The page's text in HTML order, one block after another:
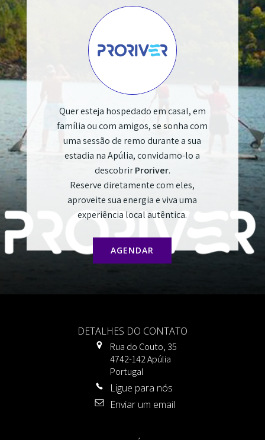
Quer esteja hospedado em casal, em
família ou com amigos, se sonha com
uma sessão de remo durante a sua
estadia na Apúlia, convidamo-lo a
descobrirProriver.
Reserve diretamente com eles,
aproveite sua energia e viva uma
experiência local autêntica.
AGENDAR
DETALHES DO CONTATO
Rua do Couto, 35
4742-142 Apúlia
Portugal
Ligue para nós
Enviar um email